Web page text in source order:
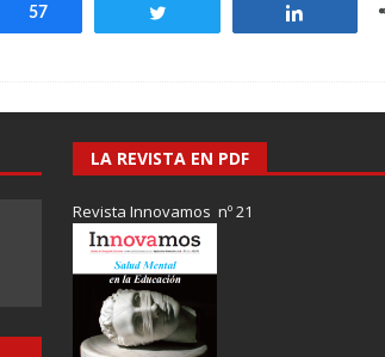
Compartir
57
LA REVISTA EN PDF
Revista Innovamos nº 21